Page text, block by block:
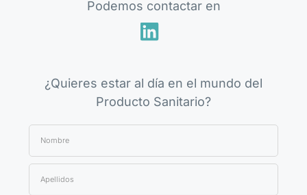
Podemos contactar en
¿Quieres estar al día en el mundo del
Producto Sanitario?